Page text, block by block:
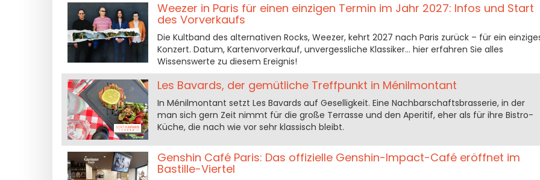
Weezer in Paris für einen einzigen Termin im Jahr 2027: Infos und Start
des Vorverkaufs
Die Kultband des alternativen Rocks, Weezer, kehrt 2027 nach Paris zurück – für ein
Konzert. Datum, Kartenvorverkauf, unvergessliche Klassiker… hier erfahren Sie alles
Wissenswerte zu diesem Ereignis!
Les Bavards, der gemütliche Treffpunkt in Ménilmontant
In Ménilmontant setzt Les Bavards auf Geselligkeit. Eine Nachbarschaftsbrasserie, in der
man sich gern Zeit nimmt für die große Terrasse und den Aperitif, eher als für ihre Bistro-
Küche, die nach wie vor sehr klassisch bleibt.
Genshin Café Paris: Das offizielle Genshin-Impact-Café eröffnet im
Bastille-Viertel